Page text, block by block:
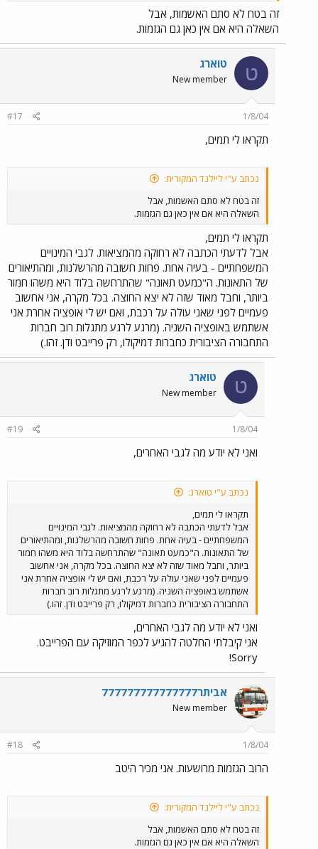
זה בטח לא סתם האשמות, אבל
השאלה היא אם אין כאן גם הגזמות.
ט טוארג
New member
1/8/04
#17
תקראו לי תמים,
נכתב ע"י ליילנד המקורית:
זה בטח לא סתם האשמות, אבל
השאלה היא אם אין כאן גם הגזמות.
תקראו לי תמים,
אבל לדעתי הכתבה לא רחוקה מהמציאות. לגבי המינויים
המשפחתיים - בעיה אחת. פחות חשובה מהרשלנות, ומהתיאורים
של התאונות. ה"כמעט תאונה" שהתרחשה בלוד היא משהו חמור
ביותר, וחבל מאוד שזה לא יצא החוצה. בכל מקרה, אני אחשוב
פעמיים לפני שאני עולה על רכבת, ואם יש לי אופציה אחרת אני
אשתמש באופציה השניה. (מרגע לרגע מתגלות רוב חברות
התחבורה הציבורית כחברות דמיקולו, רק פרייבט ודן. זהו.)
ט טוארג
New member
1/8/04
#19
ואני לא יודע מה לגבי האחרים,
נכתב ע"י טוארג:
תקראו לי תמים,
אבל לדעתי הכתבה לא רחוקה מהמציאות. לגבי המינויים
המשפחתיים - בעיה אחת. פחות חשובה מהרשלנות, ומהתיאורים
של התאונות. ה"כמעט תאונה" שהתרחשה בלוד היא משהו חמור
ביותר, וחבל מאוד שזה לא יצא החוצה. בכל מקרה, אני אחשוב
פעמיים לפני שאני עולה על רכבת, ואם יש לי אופציה אחרת אני
אשתמש באופציה השניה. (מרגע לרגע מתגלות רוב חברות
התחבורה הציבורית כחברות דמיקולו, רק פרייבט ודן. זהו.)
ואני לא יודע מה לגבי האחרים,
אני קיבלתי החלטה להגיע לכפר המוזיקה עם הפרייבט.
Sorry!
אביתר777777777777777
New member
1/8/04
#18
הרוב הגזמות מרושעות. אני מכיר היטב
נכתב ע"י ליילנד המקורית:
זה בטח לא סתם האשמות, אבל
השאלה היא אם אין כאן גם הגזמות.